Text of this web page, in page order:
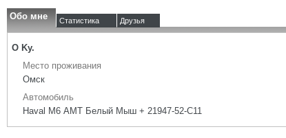
Обо мне Статистика Друзья
О Ky.
Место проживания
Омск
Автомобиль
Haval M6 АМТ Белый Мыш + 21947-52-С11